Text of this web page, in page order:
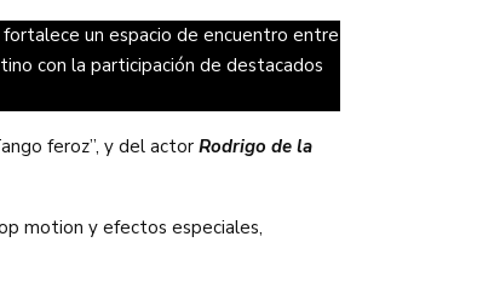
un espacio de encuentro entre
con la participación de destacados
feroz”, y del actor Rodrigo de la
motion y efectos especiales,